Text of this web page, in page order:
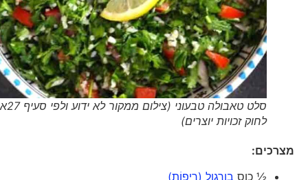
סלט טאבולה טבעוני (צילום ממקור לא ידוע ולפי סעיף 27א'
לחוק זכויות יוצרים)
מצרכים:
½ כוסבורגול (רִיפוֹת)